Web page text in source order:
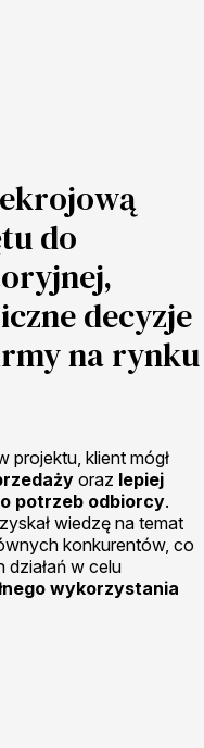
do
decyzje
na rynku
klient mógł
oraz lepiej
potrzeb odbiorcy.
wiedzę na temat
konkurentów, co
działań w celu
wykorzystania